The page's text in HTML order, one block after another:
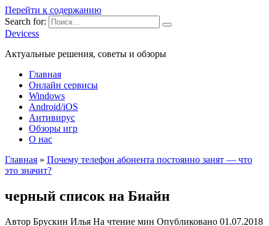
Перейти к содержанию
Search for:
Devicess
Актуальные решения, советы и обзоры
Главная
Онлайн сервисы
Windows
Android/iOS
Антивирус
Обзоры игр
О нас
Главная » Почему телефон абонента постоянно занят — что
это значит?
черный список на Биайн
Автор Брускин Илья На чтение мин Опубликовано 01.07.2018